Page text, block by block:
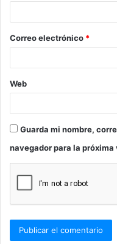
*
Correo electrónico *
Web
Guarda mi nombre,
navegador para la próxima